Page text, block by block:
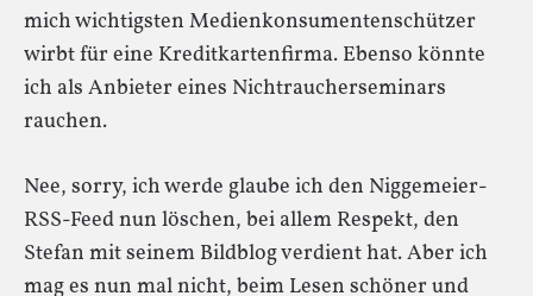
mich wichtigsten Medienkonsumentenschützer
wirbt für eine Kreditkartenfirma. Ebenso könnte
ich als Anbieter eines Nichtraucherseminars
rauchen.
Nee, sorry, ich werde glaube ich den Niggemeier-
RSS-Feed nun löschen, bei allem Respekt, den
Stefan mit seinem Bildblog verdient hat. Aber ich
mag es nun mal nicht, beim Lesen schöner und